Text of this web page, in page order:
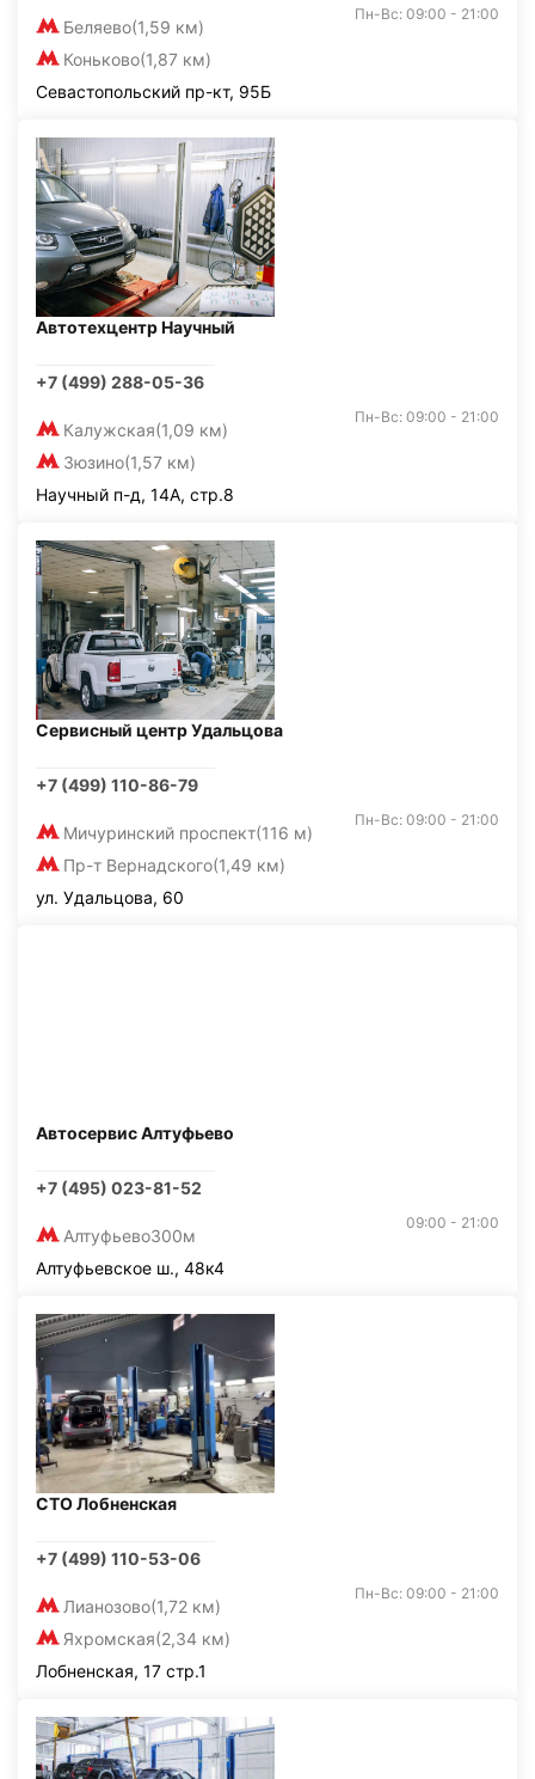
Беляево(1,59 км)
Коньково(1,87 км)
Пн-Вс: 09:00 - 21:00
Севастопольский пр-кт, 95Б
Автотехцентр Научный
+7 (499) 288-05-36
Калужская(1,09 км)
Зюзино(1,57 км)
Пн-Вс: 09:00 - 21:00
Научный п-д, 14А, стр.8
Сервисный центр Удальцова
+7 (499) 110-86-79
Мичуринский проспект(116 м)
Пр-т Вернадского(1,49 км)
Пн-Вс: 09:00 - 21:00
ул. Удальцова, 60
Автосервис Алтуфьево
+7 (495) 023-81-52
Алтуфьево300м
09:00 - 21:00
Алтуфьевское ш., 48к4
СТО Лобненская
+7 (499) 110-53-06
Лианозово(1,72 км)
Яхромская(2,34 км)
Пн-Вс: 09:00 - 21:00
Лобненская, 17 стр.1